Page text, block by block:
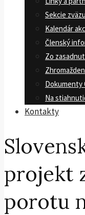
Sekcie zväzu
Kalendár
Členský
Zo
Dokumenty
Na
Kontakty
projekt
porotu